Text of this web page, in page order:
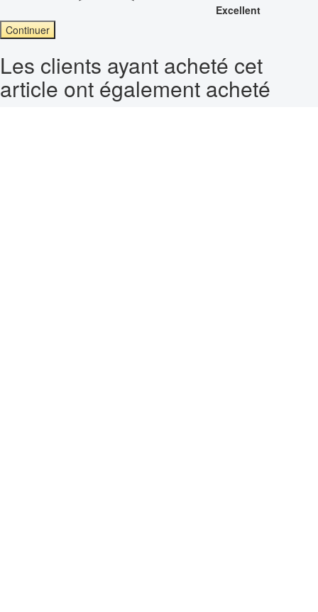
Excellent
Continuer
Les clients ayant acheté cet
article ont également acheté